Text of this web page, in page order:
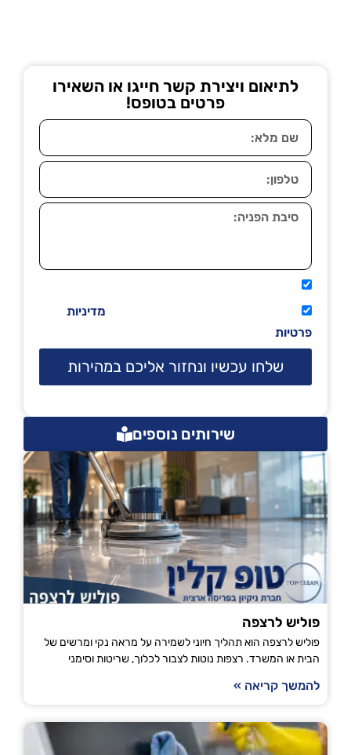
לתיאום ויצירת קשר חייגו או השאירו
פרטים בטופס!
מדיניות
פרטיות
שלחו עכשיו ונחזור אליכם במהירות
שירותים נוספים
פוליש לרצפה
פוליש לרצפה הוא תהליך חיוני לשמירה על מראה נקי ומרשים של
הבית או המשרד. רצפות נוטות לצבור לכלוך, שריטות וסימני
להמשך קריאה »